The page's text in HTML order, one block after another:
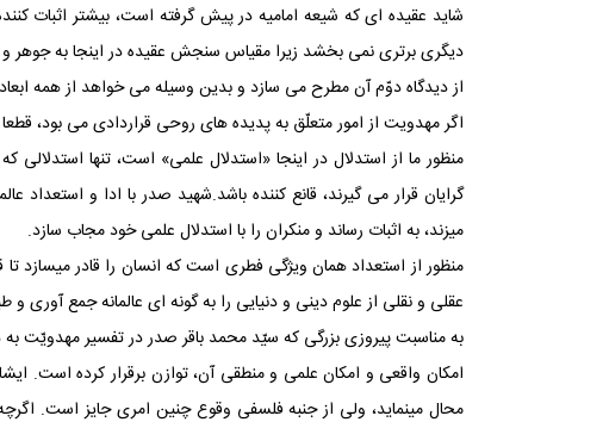
شاید عقیده ‏ای که شیعه امامیه در پیش گرفته است، بیشتر اثبات
دیگری برتری نمی‏ بخشد زیرا مقیاس سنجش عقیده در این‏جا به جوهر
از دیدگاه دوّم آن مطرح می‏ سازد و بدین وسیله می‏ خواهد از همه
اگر مهدویت از امور متعلّق به پدیده ‏های روحی قراردادی می ‏بود،
منظور ما از استدلال در این‏جا «استدلال علمی» است، تنها
گرایان قرار می‏ گیرند، قانع‏ کننده باشد.شهید صدر با ادا و
می‏زند، به اثبات رساند و منکران را با استدلال علمی خود مجاب سازد.
منظور از استعداد همان ویژگی فطری است که انسان را قادر
عقلی و نقلی از علوم دینی و دنیایی را به گونه ‏ای عالمانه جمع‏
به مناسبت پیروزی بزرگی که سیّد محمد باقر صدر در تفسیر مهدویّت
امکان واقعی و امکان علمی و منطقی آن، توازن برقرار کرده است.
محال می‏نماید، ولی از جنبه فلسفی وقوع چنین امری جایز است.